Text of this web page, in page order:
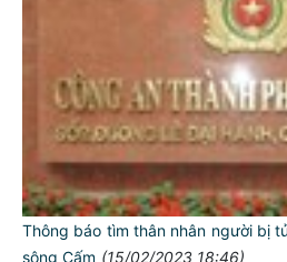
Thông báo tìm thân nhân người bị
sông Cấm (15/02/2023 18:46)